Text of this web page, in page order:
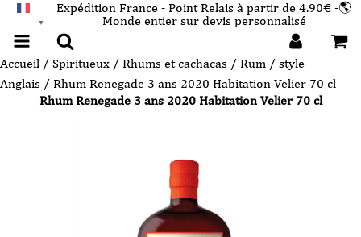
▼
Expédition France - Point Relais à partir de 4.90€ -🌎
Monde entier sur devis personnalisé
Accueil / Spiritueux / Rhums et cachacas / Rum / style
Anglais / Rhum Renegade 3 ans 2020 Habitation Velier 70 cl
Rhum Renegade 3 ans 2020 Habitation Velier 70 cl